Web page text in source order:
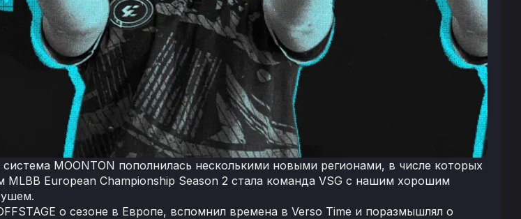
MOONTON пополнилась несколькими новыми регионами, в числе которых
MLBB European Championship Season 2 стала команда VSG с нашим хорошим
о сезоне в Европе, вспомнил времена в Verso Time и поразмышлял о